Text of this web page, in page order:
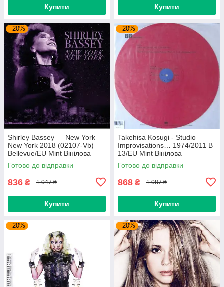
Купити Купити
–20%
Shirley Bassey — New York
New York 2018 (02107-Vb)
Bellevue/EU Mint Вінілова
платівка (art.238985)
Готово до відправки
836 ₴ 1 047 ₴
Купити
–20%
Takehisa Kosugi - Studio
Improvisations… 1974/2011 B
13/EU Mint Вінілова
пластинка (art.232754)
Готово до відправки
868 ₴ 1 087 ₴
Купити
–20% –20%